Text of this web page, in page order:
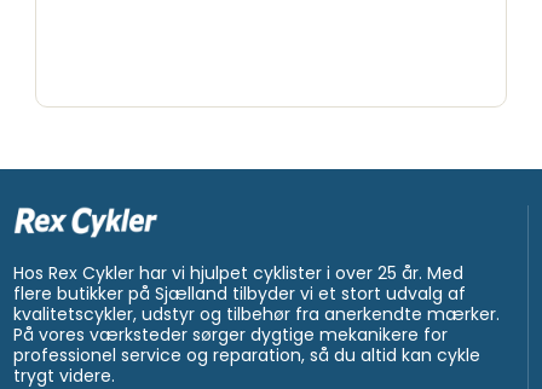
Hos Rex Cykler har vi hjulpet cyklister i over 25 år. Med
flere butikker på Sjælland tilbyder vi et stort udvalg af
kvalitetscykler, udstyr og tilbehør fra anerkendte mærker.
På vores værksteder sørger dygtige mekanikere for
professionel service og reparation, så du altid kan cykle
trygt videre.